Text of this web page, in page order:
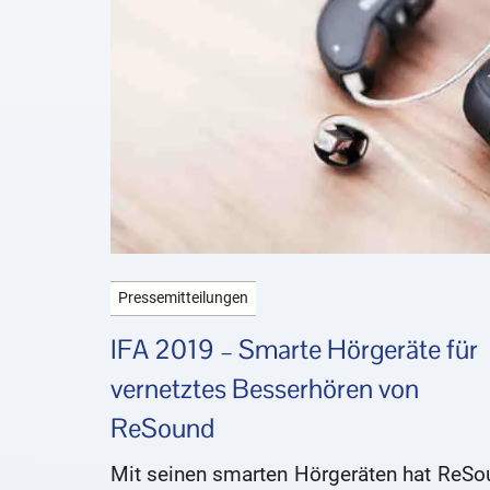
Pressemitteilungen
IFA 2019 – Smarte Hörgeräte für
vernetztes Besserhören von
ReSound
Mit seinen smarten Hörgeräten hat